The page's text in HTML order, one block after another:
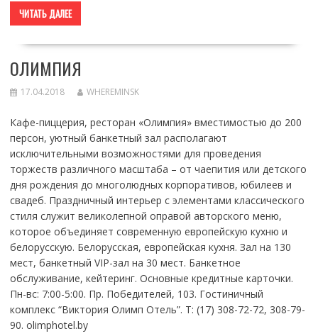
ЧИТАТЬ ДАЛЕЕ
ОЛИМПИЯ
17.04.2018 WHEREMINSK
Кафе-пиццерия, ресторан «Олимпия» вместимостью до 200
персон, уютный банкетный зал располагают
исключительными возможностями для проведения
торжеств различного масштаба – от чаепития или детского
дня рождения до многолюдных корпоративов, юбилеев и
свадеб. Праздничный интерьер с элементами классического
стиля служит великолепной оправой авторского меню,
которое объединяет современную европейскую кухню и
белорусскую. Белорусская, европейская кухня. Зал на 130
мест, банкетный VIP-зал на 30 мест. Банкетное
обслуживание, кейтеринг. Основные кредитные карточки.
Пн-вс: 7:00-5:00. Пр. Победителей, 103. Гостиничный
комплекс “Виктория Олимп Отель”. Т: (17) 308-72-72, 308-79-
90. olimphotel.by